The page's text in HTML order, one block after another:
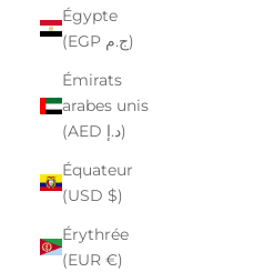
Égypte
(EGP ج.م)
Émirats
arabes unis
(AED د.إ)
Équateur
(USD $)
Érythrée
(EUR €)